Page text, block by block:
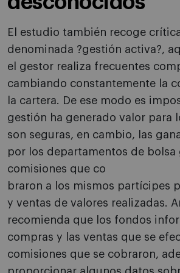
El estudio también recoge
denominada ?gestión activa?,
el gestor realiza frecuentes
cambiando constantemente la
la cartera. De ese modo es
gestión ha generado valor para
son seguras, en cambio, las
por los departamentos de bolsa
comisiones que co
braron a los mismos partícipes
y ventas de valores realizadas.
recomienda que los fondos
compras y las ventas que se
comisiones que se cobraron,